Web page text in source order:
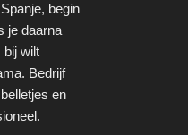
begin
je daarna
bij wilt
Bedrijf
en